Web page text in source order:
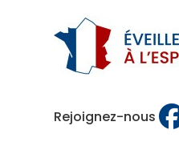
Rejoignez-nous